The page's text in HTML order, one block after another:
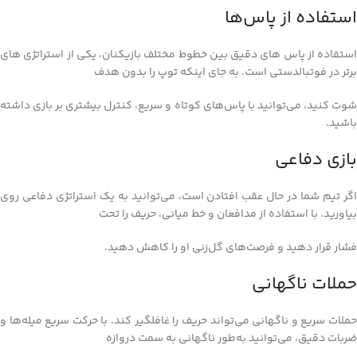
استفاده از پاس‌ها
استفاده از پاس‌ های دقیق بین خطوط مختلف بازیکنان، یکی از استراتژی‌ های
برتر در فوتبالدستی است. به جای اینکه توپ را بدون هدف
شوت کنید، می‌توانید با پاس‌های کوتاه و سریع، کنترل بیشتری بر بازی داشته
باشید.
بازی دفاعی
اگر تیم شما در حال عقب افتادن است، می‌توانید به یک استراتژی دفاعی روی
بیاورید. با استفاده از مدافعان و خط میانی، حریف را تحت
فشار قرار دهید و فرصت‌های گل‌زنی او را کاهش دهید.
حملات ناگهانی
حملات سریع و ناگهانی می‌تواند حریف را غافلگیر کند. با حرکت سریع میله‌ها و
ضربات دقیق، می‌توانید به‌طور ناگهانی به سمت دروازه